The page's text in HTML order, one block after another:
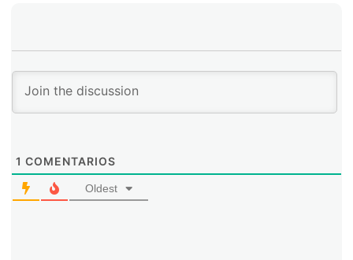
1 COMENTARIOS
Oldest